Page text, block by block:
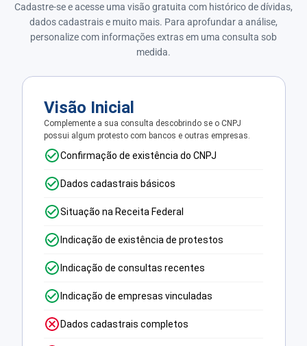
Cadastre-se e acesse uma visão gratuita com histórico de dívidas,
dados cadastrais e muito mais. Para aprofundar a análise,
personalize com informações extras em uma consulta sob
medida.
Visão Inicial
Complemente a sua consulta descobrindo se o CNPJ
possui algum protesto com bancos e outras empresas.
Confirmação de existência do CNPJ
Dados cadastrais básicos
Situação na Receita Federal
Indicação de existência de protestos
Indicação de consultas recentes
Indicação de empresas vinculadas
Dados cadastrais completos